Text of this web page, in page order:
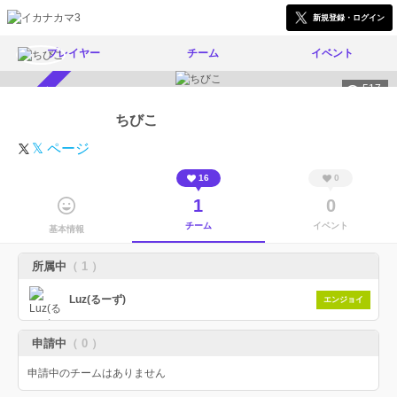
新規登録・ログイン
プレイヤー チーム イベント
517
ちびこ
𝕏 ページ
基本情報
16
1
チーム
0
0
イベント
所属中 （ 1 ）
Luz(るーず) エンジョイ
申請中 （ 0 ）
申請中のチームはありません